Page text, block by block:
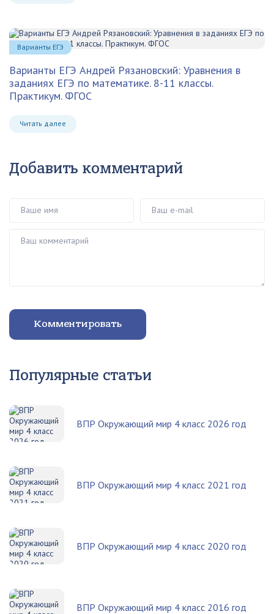
Варианты ЕГЭ Андрей Рязановский: Уравнения в
заданиях ЕГЭ по математике. 8-11 классы.
Практикум. ФГОС
Читать далее
Варианты ЕГЭ
Добавить комментарий
Комментировать
Популярные статьи
ВПР Окружающий мир 4 класс 2026 год
ВПР Окружающий мир 4 класс 2021 год
ВПР Окружающий мир 4 класс 2020 год
ВПР Окружающий мир 4 класс 2016 год